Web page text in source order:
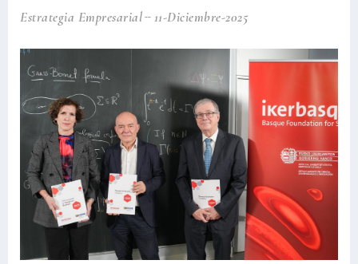
Estrategia Empresarial 11-Diciembre-2025